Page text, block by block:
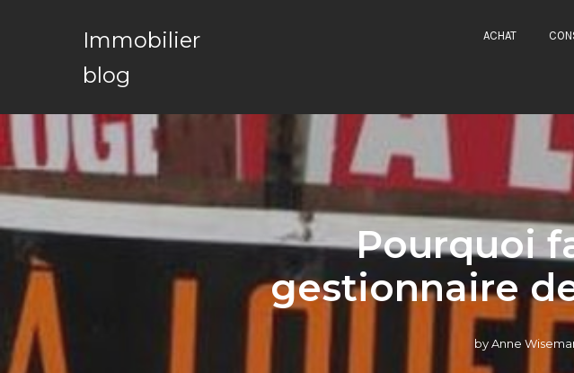
Immobilier
blog
ACHAT
Pourquoi
gestionnaire
byAnne